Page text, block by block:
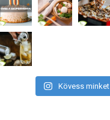
Kövess minket